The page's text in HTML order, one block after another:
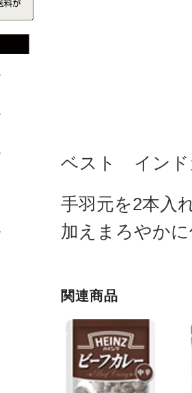
ベスト インド
手羽元を2本入
加えまろやかに
関連商品